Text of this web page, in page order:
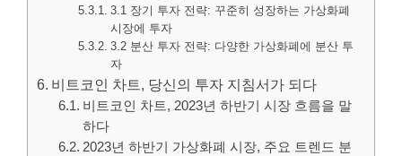
3.1 장기 투자 전략: 꾸준히 성장하는 가상화폐
시장에 투자
3.2 분산 투자 전략: 다양한 가상화폐에 분산 투
자
비트코인 차트, 당신의 투자 지침서가 되다
비트코인 차트, 2023년 하반기 시장 흐름을 말
하다
2023년 하반기 가상화폐 시장, 주요 트렌드 분